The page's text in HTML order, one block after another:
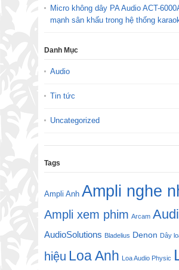
Micro không dây PA Audio ACT-
mạnh sân khấu trong hệ thống
Danh Mục
Audio
Tin tức
Uncategorized
Tags
Ampli Anh Ampli nghe
Ampli xem phim Arcam
AudioSolutions Bladelius Denon Dây
hiệu Loa Anh Loa Audio Physic